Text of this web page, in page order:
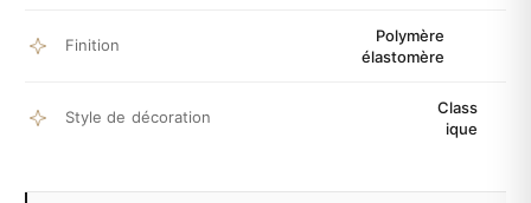
Finition
Polymère
élastomère
Style de décoration
Class
ique